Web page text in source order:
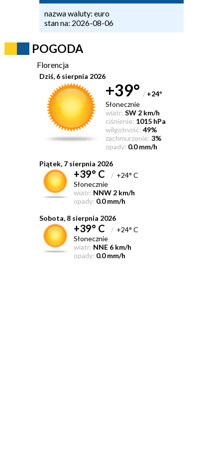
nazwa waluty: euro
stan na: 2026-08-06
POGODA
Florencja
Dziś, 6 sierpnia 2026
+39° / +24°
Słonecznie
wiatr: SW 2 km/h
ciśnienie: 1015 hPa
wilgotność: 49%
zachmurzenie: 3%
opady: 0.0 mm/h
Piątek, 7 sierpnia 2026
+39° C /+24° C
Słonecznie
wiatr: NNW 2 km/h
opady: 0.0 mm/h
Sobota, 8 sierpnia 2026
+39° C /+24° C
Słonecznie
wiatr: NNE 6 km/h
opady: 0.0 mm/h